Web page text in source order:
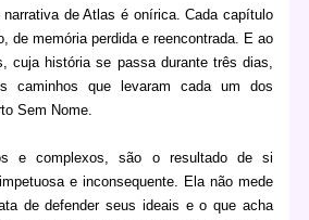
narrativa de Atlas é onírica. Cada capítulo
de memória perdida e reencontrada. E ao
cuja história se passa durante três dias,
caminhos que levaram cada um dos
Sem Nome.
e complexos, são o resultado de si
e inconsequente. Ela não mede
de defender seus ideais e o que acha